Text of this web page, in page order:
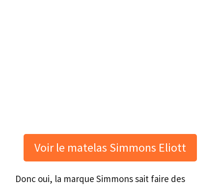
Voir le matelas Simmons Eliott
Donc oui, la marque Simmons sait faire des